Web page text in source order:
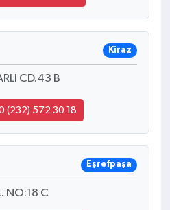
Kiraz
CD.43 B
(232) 572 30 18
Eşrefpaşa
NO:18 C